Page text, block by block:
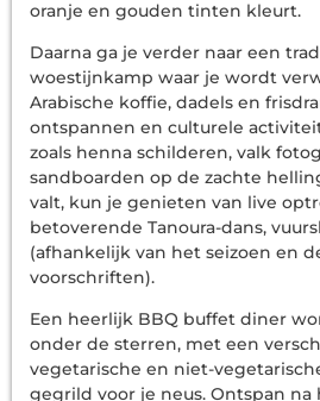
oranje en gouden tinten kleurt.
Daarna ga je verder naar een
woestijnkamp waar je wordt
Arabische koffie, dadels en
ontspannen en culturele
zoals henna schilderen, valk
sandboarden op de zachte
valt, kun je genieten van live
betoverende Tanoura-dans,
(afhankelijk van het seizoen en
voorschriften).
Een heerlijk BBQ buffet diner
onder de sterren, met een
vegetarische en niet-
gegrild voor je neus. Ontspan